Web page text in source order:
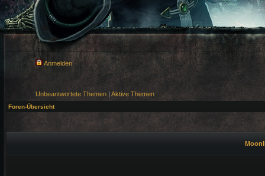
Anmelden
Unbeantwortete Themen | Aktive Themen
Foren-Übersicht